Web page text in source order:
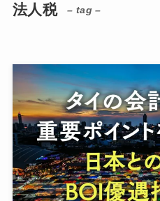
法人税 – tag –